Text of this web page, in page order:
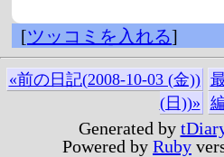
[ツッコミを入れる]
«前の日記(2008-10-03 (金))
(日))»
Generated by
Powered by Ruby